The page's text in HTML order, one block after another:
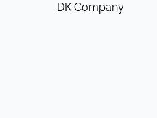
DK Company